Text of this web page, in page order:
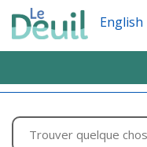
English